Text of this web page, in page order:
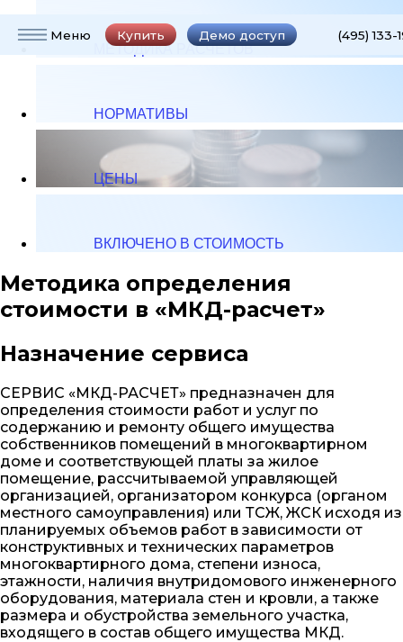
Меню
Главная
Методика расчетов
Важная информация
Цены
Вопросы и Ответы
Договор оферты
Вернуться на сайт
Купить Демодоступ (495) 133-
МЕТОДИКА РАСЧЕТОВ
НОРМАТИВЫ
ЦЕНЫ
ВКЛЮЧЕНО В СТОИМОСТЬ
Методика определения
стоимости в «МКД-расчет»
Назначение сервиса
СЕРВИС «МКД-РАСЧЕТ» предназначен для
определения стоимости работ и услуг по
содержанию и ремонту общего имущества
собственников помещений в многоквартирном
доме и соответствующей платы за жилое
помещение, рассчитываемой управляющей
организацией, организатором конкурса (органом
местного самоуправления) или ТСЖ, ЖСК исходя из
планируемых объемов работ в зависимости от
конструктивных и технических параметров
многоквартирного дома, степени износа,
этажности, наличия внутридомового инженерного
оборудования, материала стен и кровли, а также
размера и обустройства земельного участка,
входящего в состав общего имущества МКД.